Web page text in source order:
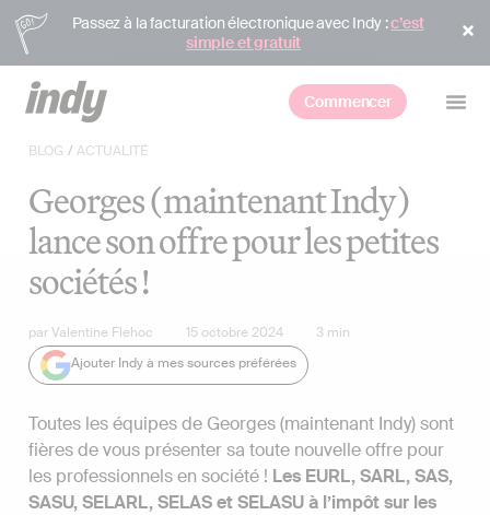
Passez à la facturation électronique avec Indy :c’est
simple et gratuit
Commencer
BLOG / ACTUALITÉ
Georges (maintenant Indy)
lance son offre pour les petites
sociétés !
parValentine Flehoc 15 octobre 2024 3 min
Ajouter Indy à mes sources préférées
Toutes les équipes de Georges (maintenant Indy) sont
fières de vous présenter sa toute nouvelle offre pour
les professionnels en société ! Les EURL, SARL, SAS,
SASU, SELARL, SELAS et SELASU à l’impôt sur les